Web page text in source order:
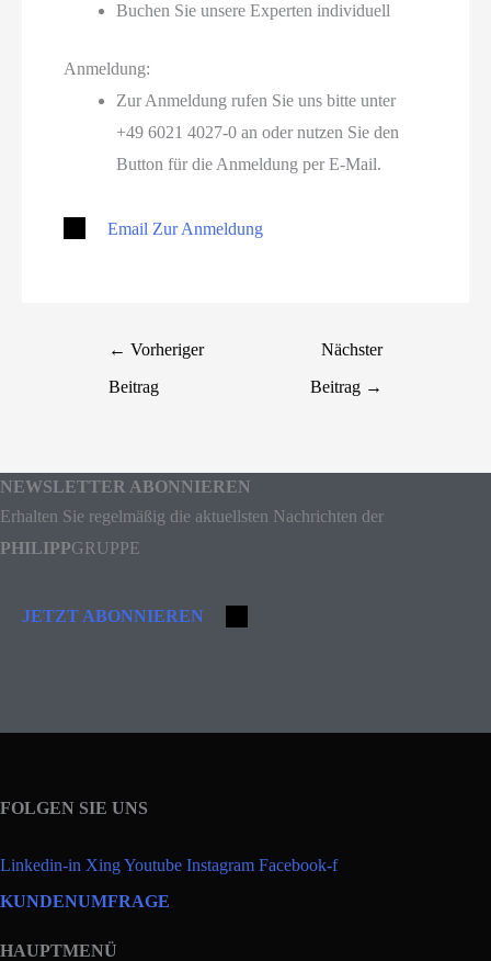
Buchen Sie unsere Experten individuell
Anmeldung:
Zur Anmeldung rufen Sie uns bitte unter
+49 6021 4027-0 an oder nutzen Sie den
Button für die Anmeldung per E-Mail.
Email Zur Anmeldung
← Vorheriger
Beitrag
Nächster
Beitrag →
NEWSLETTER ABONNIEREN
Erhalten Sie regelmäßig die aktuellsten Nachrichten der
PHILIPPGRUPPE
JETZT ABONNIEREN
FOLGEN SIE UNS
Linkedin-in XingYoutube Instagram Facebook-f
KUNDENUMFRAGE
HAUPTMENÜ